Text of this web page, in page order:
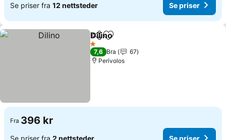
Se priser fra 12 nettsteder Se priser
Del Legg til i favoritter
Dilino
1 Stjerner
7,6 Bra
67
Perivolos
Fra 396 kr
Se priser fra 2 nettsteder Se priser